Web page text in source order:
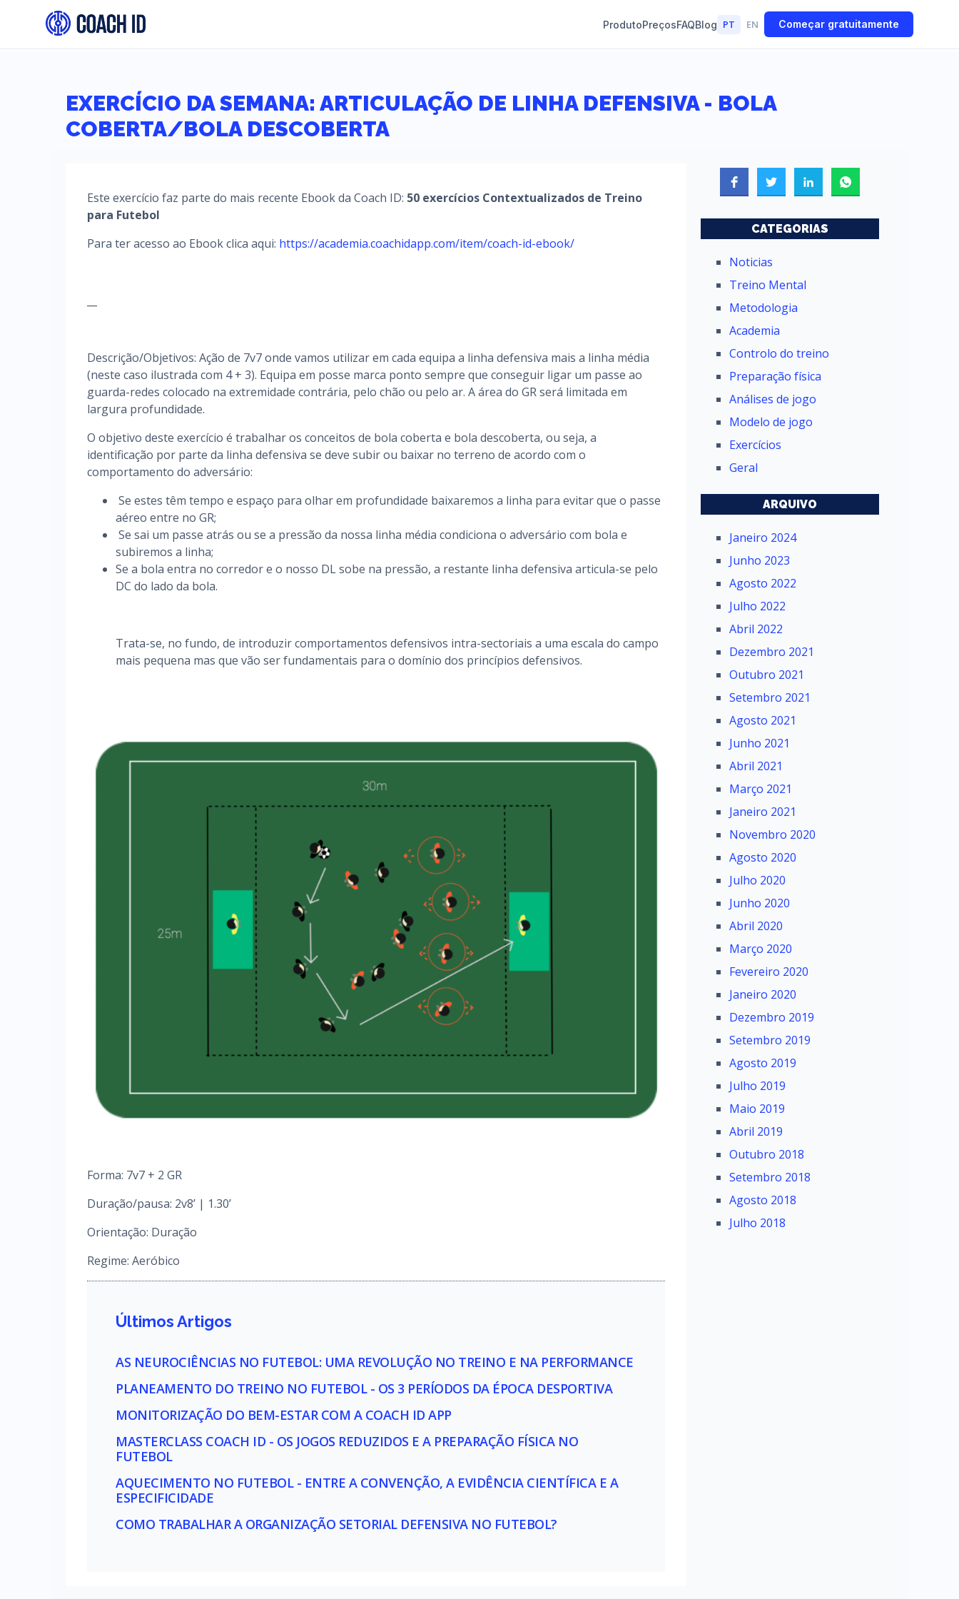
ProdutoPreçosFAQBlog PT EN Começar gratuitamente
EXERCÍCIO DA SEMANA: ARTICULAÇÃO DE LINHA DEFENSIVA - BOLA
COBERTA/BOLA DESCOBERTA
Este exercício faz parte do mais recente Ebook da Coach ID: 50 exercícios Contextualizados de Treino
para Futebol
Para ter acesso ao Ebook clica aqui: https://academia.coachidapp.com/item/coach-id-ebook/
Descrição/Objetivos: Ação de 7v7 onde vamos utilizar em cada equipa a linha defensiva mais a linha média
(neste caso ilustrada com 4 + 3). Equipa em posse marca ponto sempre que conseguir ligar um passe ao
guarda-redes colocado na extremidade contrária, pelo chão ou pelo ar. A área do GR será limitada em
largura profundidade.
O objetivo deste exercício é trabalhar os conceitos de bola coberta e bola descoberta, ou seja, a
identificação por parte da linha defensiva se deve subir ou baixar no terreno de acordo com o
comportamento do adversário:
Se estes têm tempo e espaço para olhar em profundidade baixaremos a linha para evitar que o passe
aéreo entre no GR;
Se sai um passe atrás ou se a pressão da nossa linha média condiciona o adversário com bola e
subiremos a linha;
Se a bola entra no corredor e o nosso DL sobe na pressão, a restante linha defensiva articula-se pelo
DC do lado da bola.
Trata-se, no fundo, de introduzir comportamentos defensivos intra-sectoriais a uma escala do campo
mais pequena mas que vão ser fundamentais para o domínio dos princípios defensivos.
Forma: 7v7 + 2 GR
Duração/pausa: 2v8’ | 1.30’
Orientação: Duração
Regime: Aeróbico
Últimos Artigos
AS NEUROCIÊNCIAS NO FUTEBOL: UMA REVOLUÇÃO NO TREINO E NA PERFORMANCE
PLANEAMENTO DO TREINO NO FUTEBOL - OS 3 PERÍODOS DA ÉPOCA DESPORTIVA
MONITORIZAÇÃO DO BEM-ESTAR COM A COACH ID APP
MASTERCLASS COACH ID - OS JOGOS REDUZIDOS E A PREPARAÇÃO FÍSICA NO
FUTEBOL
AQUECIMENTO NO FUTEBOL - ENTRE A CONVENÇÃO, A EVIDÊNCIA CIENTÍFICA E A
ESPECIFICIDADE
COMO TRABALHAR A ORGANIZAÇÃO SETORIAL DEFENSIVA NO FUTEBOL?
CATEGORIAS
Noticias
Treino Mental
Metodologia
Academia
Controlo do treino
Preparação física
Análises de jogo
Modelo de jogo
Exercícios
Geral
ARQUIVO
Janeiro 2024
Junho 2023
Agosto 2022
Julho 2022
Abril 2022
Dezembro 2021
Outubro 2021
Setembro 2021
Agosto 2021
Junho 2021
Abril 2021
Março 2021
Janeiro 2021
Novembro 2020
Agosto 2020
Julho 2020
Junho 2020
Abril 2020
Março 2020
Fevereiro 2020
Janeiro 2020
Dezembro 2019
Setembro 2019
Agosto 2019
Julho 2019
Maio 2019
Abril 2019
Outubro 2018
Setembro 2018
Agosto 2018
Julho 2018